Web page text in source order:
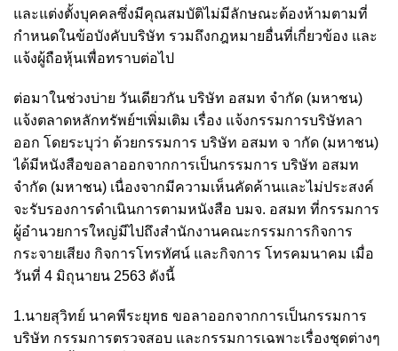
และแต่งตั้งบุคคลซึ่งมีคุณสมบัติไม่มีลักษณะต้องห้ามตามที่
กำหนดในข้อบังคับบริษัท รวมถึงกฎหมายอื่นที่เกี่ยวข้อง และ
แจ้งผู้ถือหุ้นเพื่อทราบต่อไป
ต่อมาในช่วงบ่าย วันเดียวกัน บริษัท อสมท จำกัด (มหาชน)
แจ้งตลาดหลักทรัพย์ฯเพิ่มเติม เรื่อง แจ้งกรรมการบริษัทลา
ออก โดยระบุว่า ด้วยกรรมการ บริษัท อสมท จ ากัด (มหาชน)
ได้มีหนังสือขอลาออกจากการเป็นกรรมการ บริษัท อสมท
จำกัด (มหาชน) เนื่องจากมีความเห็นคัดค้านและไม่ประสงค์
จะรับรองการดำเนินการตามหนังสือ บมจ. อสมท ที่กรรมการ
ผู้อำนวยการใหญ่มีไปถึงสำนักงานคณะกรรมการกิจการ
กระจายเสียง กิจการโทรทัศน์ และกิจการ โทรคมนาคม เมื่อ
วันที่ 4 มิถุนายน 2563 ดังนี้
1.นายสุวิทย์ นาคพีระยุทธ ขอลาออกจากการเป็นกรรมการ
บริษัท กรรมการตรวจสอบ และกรรมการเฉพาะเรื่องชุดต่างๆ